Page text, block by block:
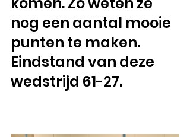
nog een aantal mooie
punten te maken.
Eindstand van deze
wedstrijd 61-27.